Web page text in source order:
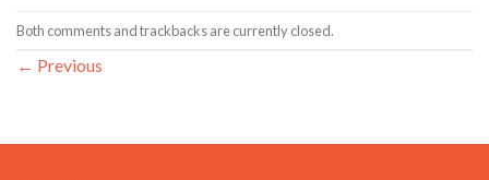
Both comments and trackbacks are currently closed.
← Previous